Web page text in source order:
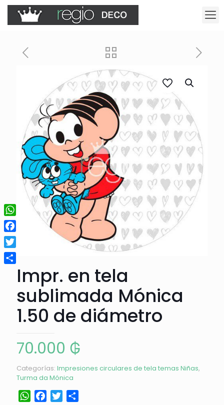
Impr. en tela
sublimada Mónica
1.50 de diámetro
70.000 ₲
Categorías: Impresiones circulares de tela temas Niñas,
Turma da Mónica
WhatsApp
Facebook
Twitter
WhatsApp
Facebook
Twitter
Compartir